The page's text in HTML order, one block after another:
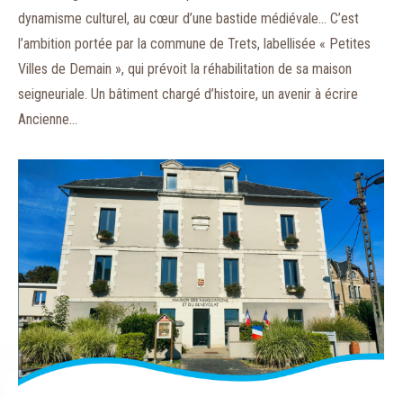
dynamisme culturel, au cœur d’une bastide médiévale… C’est
l’ambition portée par la commune de Trets, labellisée « Petites
Villes de Demain », qui prévoit la réhabilitation de sa maison
seigneuriale. Un bâtiment chargé d’histoire, un avenir à écrire
Ancienne…